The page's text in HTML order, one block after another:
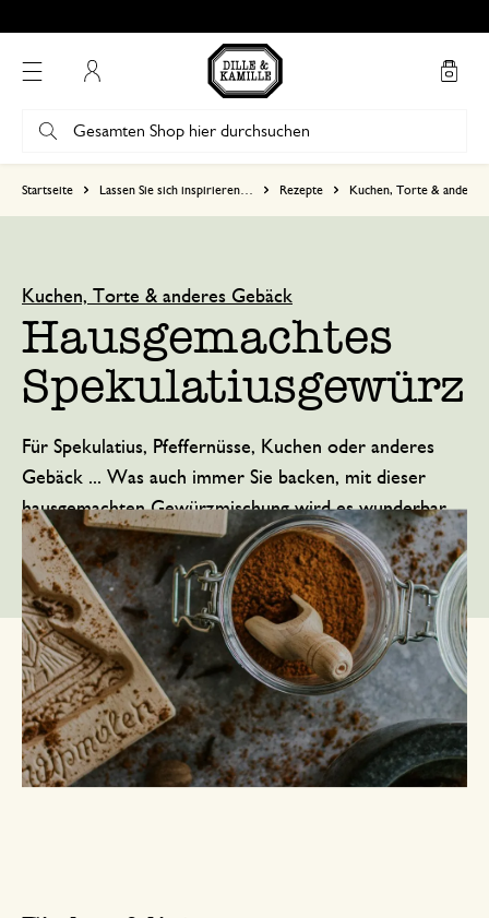
Startseite Lassen Sie sich inspirieren… Rezepte Kuchen, Torte & anderes
Kuchen, Torte & anderes Gebäck
Hausgemachtes
Spekulatiusgewürz
Für Spekulatius, Pfeffernüsse, Kuchen oder anderes
Gebäck ... Was auch immer Sie backen, mit dieser
hausgemachten Gewürzmischung wird es wunderbar
aromatisch. Und die Mischung aus verschiedenen
Gewürzen duftet einfach köstlich!